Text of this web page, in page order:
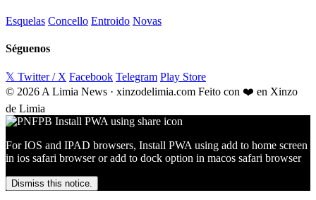
Esquelas Concello Entroido Novas
Séguenos
𝕏 Twitter / X Facebook Telegram Play Store
© 2026 A Limia News · xinzodelimia.com Feito con ❤️ en Xinzo
de Limia
For IOS and IPAD browsers, Install PWA using add to home screen
in ios safari browser or add to dock option in macos safari browser
Dismiss this notice.